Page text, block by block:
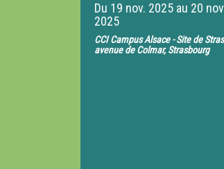
Du 19 nov. 2025 au 20
2025
CCI Campus Alsace - Site de
avenue de Colmar, Strasbourg